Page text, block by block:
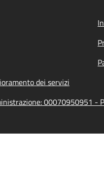
dei servizi
00070950951 -